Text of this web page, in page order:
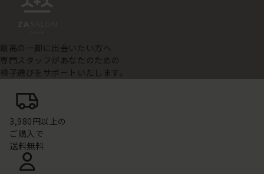
最高の一脚に出会いたい方へ
専門スタッフがあなたのための
椅子選びをサポートいたします。
3,980円以上の
ご購入で
送料無料